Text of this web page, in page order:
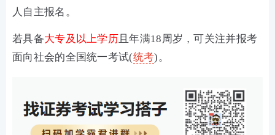
人自主报名。
‌若具备大专及以上学历 且年满18周岁，可关注并报考
面向社会的‌全国统一考试‌(统考)。